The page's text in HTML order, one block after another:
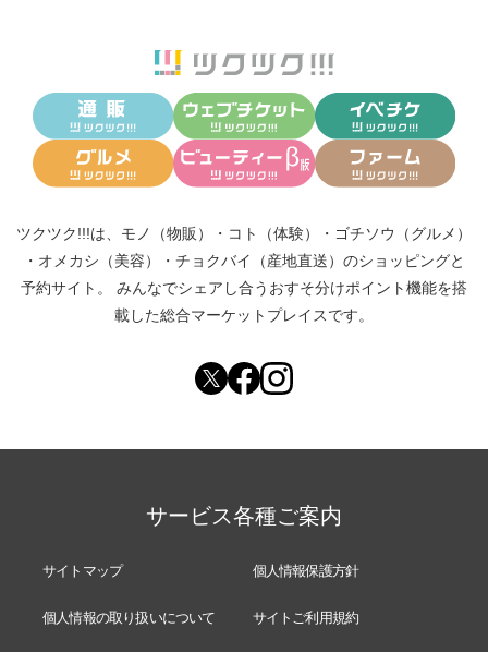
ツクツク!!!は、 モノ（物販） ・ コト（体験） ・ ゴチソウ（グルメ）
・ オメカシ（美容） ・ チョクバイ（産地直送） のショッピングと
予約サイト。
みんなでシェアし合う おすそ分けポイント機能を搭
載した総合マーケットプレイスです。
サービス各種ご案内
サイトマップ 個人情報保護方針
個人情報の取り扱いについて サイトご利用規約